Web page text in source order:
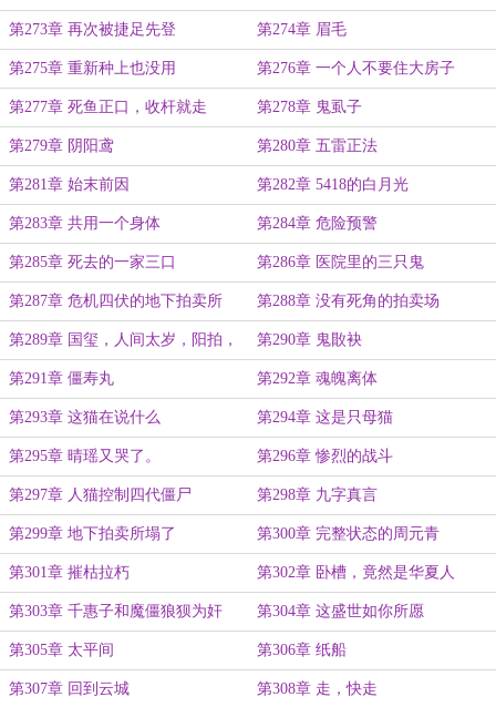
第273章 再次被捷足先登 第274章 眉毛
第275章 重新种上也没用 第276章 一个人不要住大房子
第277章 死鱼正口，收杆就走 第278章 鬼虱子
第279章 阴阳鸢 第280章 五雷正法
第281章 始末前因 第282章 5418的白月光
第283章 共用一个身体 第284章 危险预警
第285章 死去的一家三口 第286章 医院里的三只鬼
第287章 危机四伏的地下拍卖所 第288章 没有死角的拍卖场
第289章 国玺，人间太岁，阳拍，
阴拍
第290章 鬼贁袂
第291章 僵寿丸 第292章 魂魄离体
第293章 这猫在说什么 第294章 这是只母猫
第295章 晴瑶又哭了。 第296章 惨烈的战斗
第297章 人猫控制四代僵尸 第298章 九字真言
第299章 地下拍卖所塌了 第300章 完整状态的周元青
第301章 摧枯拉朽 第302章 卧槽，竟然是华夏人
第303章 千惠子和魔僵狼狈为奸 第304章 这盛世如你所愿
第305章 太平间 第306章 纸船
第307章 回到云城 第308章 走，快走